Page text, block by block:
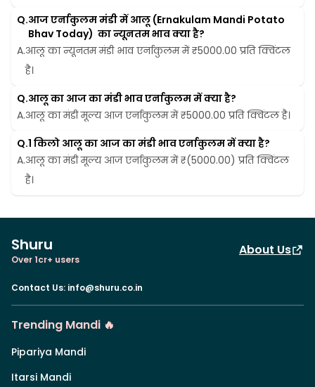
Q.आज एर्नाकुलम मंडी में आलू (Ernakulam Mandi Potato
Bhav Today)  का न्यूनतम भाव क्या है?
A.आलू का न्यूनतम मंडी भाव एर्नाकुलम में ₹5000.00 प्रति क्विंटल
है।
Q.आलू का आज का मंडी भाव एर्नाकुलम में क्या है?
A.आलू का मंडी मूल्य आज एर्नाकुलम में ₹5000.00 प्रति क्विंटल है।
Q.1 किलो आलू का आज का मंडी भाव एर्नाकुलम में क्या है?
A.आलू का मंडी मूल्य आज एर्नाकुलम में ₹(5000.00) प्रति क्विंटल
है।
Shuru
Over 1cr+ users
About Us
Contact Us: info@shuru.co.in
Trending Mandi 🔥
Pipariya Mandi
Itarsi Mandi